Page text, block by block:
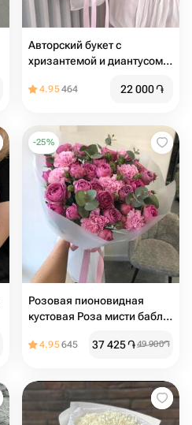
Авторский букет с
хризантемой и диантусом
4.95464 22 000֏
-25%
Розовая пионовидная
кустовая Роза мисти баблс
эвкалиптом авторский
4.95645 37 425֏49 900֏